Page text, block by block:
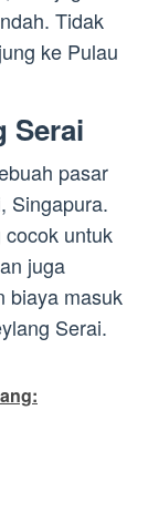
Tidak
ke Pulau
Serai
pasar
Singapura.
untuk
juga
biaya masuk
Serai.